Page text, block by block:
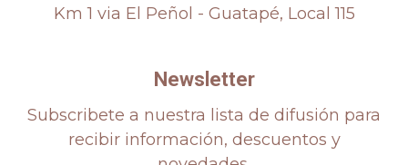
Km 1 via El Peñol - Guatapé, Local 115
Newsletter
Subscribete a nuestra lista de difusión para
recibir información, descuentos y